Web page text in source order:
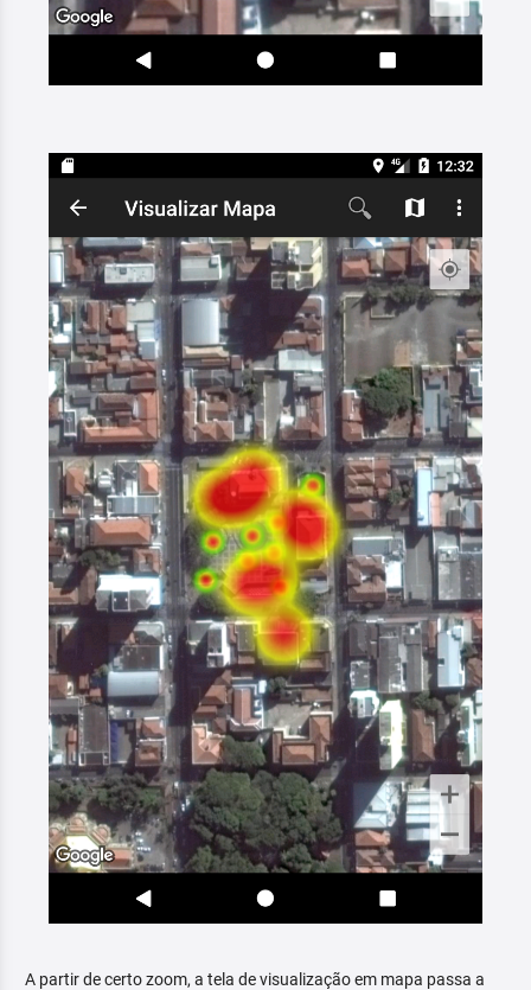
A partir de certo zoom, a tela de visualização em mapa passa a